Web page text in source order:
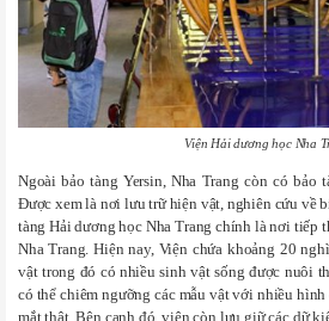
Viện Hải dương học Nha
Ngoài bảo tàng Yersin, Nha Trang còn có bảo
Được xem là nơi lưu trữ hiện vật, nghiên cứu về
tàng Hải dương học Nha Trang chính là nơi tiếp
Nha Trang. Hiện nay, Viện chứa khoảng 20
vật trong đó có nhiều sinh vật sống được nuôi
có thể chiêm ngưỡng các mẫu vật với nhiều